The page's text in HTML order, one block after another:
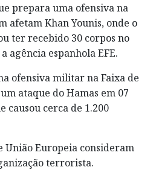
prepara uma ofensiva na
afetam Khan Younis, onde o
ter recebido 30 corpos no
agência espanhola EFE.
ofensiva militar na Faixa de
ataque do Hamas em 07
causou cerca de 1.200
União Europeia consideram
terrorista.